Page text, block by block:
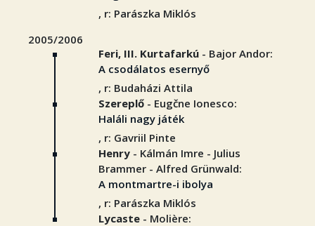
, r: Parászka Miklós
2005/2006
Feri, III. Kurtafarkú - Bajor Andor:
A csodálatos esernyő
, r: Budaházi Attila
Szereplő - Eugčne Ionesco:
Haláli nagy játék
, r: Gavriil Pinte
Henry - Kálmán Imre - Julius
Brammer - Alfred Grünwald:
A montmartre-i ibolya
, r: Parászka Miklós
Lycaste - Molière: